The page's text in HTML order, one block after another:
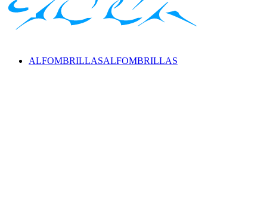
ALFOMBRILLASALFOMBRILLAS